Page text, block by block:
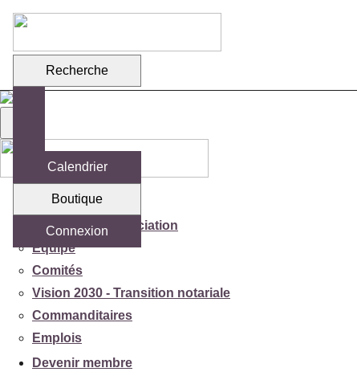
Recherche
Calendrier
Boutique
Connexion
Votre association
Mission de l'association
Équipe
Comités
Vision 2030 - Transition notariale
Commanditaires
Emplois
Devenir membre